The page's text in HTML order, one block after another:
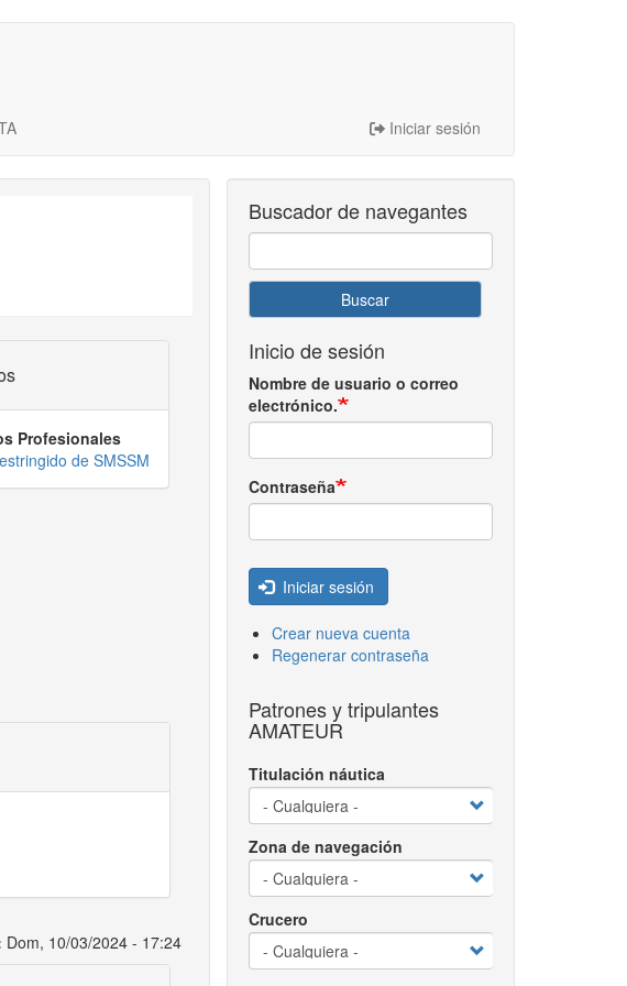
Iniciar sesión
Profesionales
de SMSSM
Dom, 10/03/2024 - 17:24
Buscador de navegantes
Buscar
Inicio de sesión
Nombre de usuario o correo
electrónico.
Contraseña
Iniciar sesión
Crear nueva cuenta
Regenerar contraseña
Patrones y tripulantes
AMATEUR
Titulación náutica
Zona de navegación
Crucero